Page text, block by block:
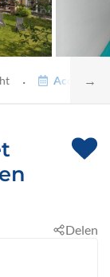
→
·
Delen